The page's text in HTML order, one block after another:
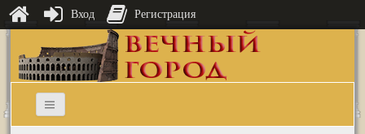
Вход Регистрация